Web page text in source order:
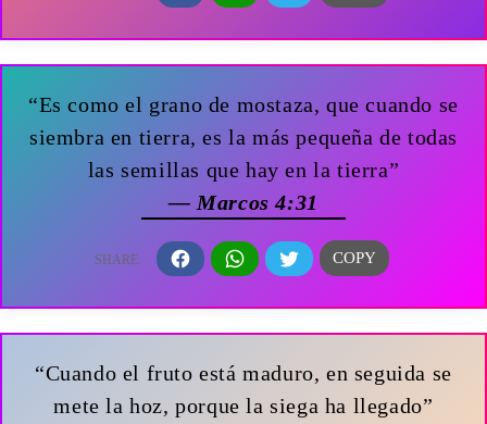
“Es como el grano de mostaza, que cuando se
siembra en tierra, es la más pequeña de todas
las semillas que hay en la tierra”
— Marcos 4:31
“Cuando el fruto está maduro, en seguida se
mete la hoz, porque la siega ha llegado”